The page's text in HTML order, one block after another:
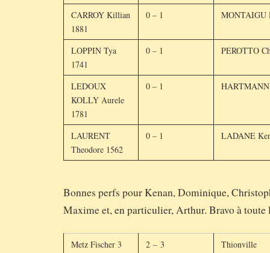
CARROY Killian
1881
0 – 1 MONTAIGU
LOPPIN Tya
1741
0 – 1 PEROTTO
LEDOUX
KOLLY Aurele
1781
0 – 1
LAURENT
Theodore 1562
0 – 1 LADANE
Bonnes perfs pour Kenan, Dominique,
Maxime et, en particulier, Arthur. Bravo à toute
Metz Fischer 3 2 – 3
Thionville